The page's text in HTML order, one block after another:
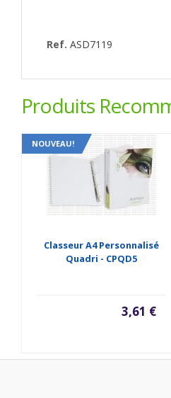
Ref. ASD7119
Produits
NOUVEAU!
Classeur A4 Personnalisé
Quadri - CPQD5
3,61 €